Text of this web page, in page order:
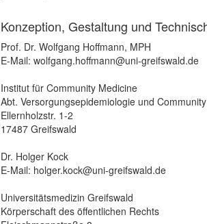
Konzeption, Gestaltung und
Prof. Dr. Wolfgang Hoffmann, MPH
E-Mail: wolfgang.hoffmann@uni-greifswald.de
Institut für Community Medicine
Abt. Versorgungsepidemiologie und
Ellernholzstr. 1-2
17487 Greifswald
Dr. Holger Kock
E-Mail: holger.kock@uni-greifswald.de
Universitätsmedizin Greifswald
Körperschaft des öffentlichen Rechts